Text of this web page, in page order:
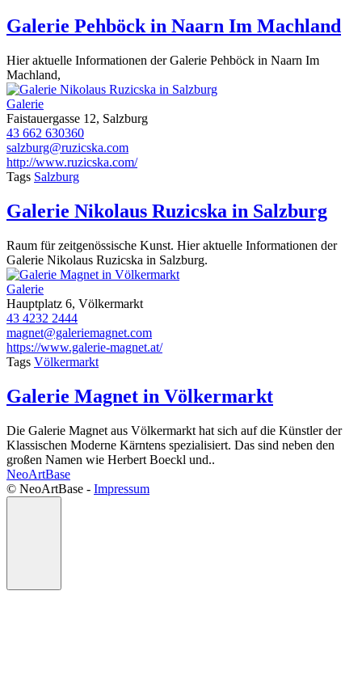
Galerie Pehböck in Naarn Im Machland
Hier aktuelle Informationen der Galerie Pehböck in Naarn Im
Machland,
Galerie
Faistauergasse 12, Salzburg
43 662 630360
salzburg@ruzicska.com
http://www.ruzicska.com/
Tags Salzburg
Galerie Nikolaus Ruzicska in Salzburg
Raum für zeitgenössische Kunst. Hier aktuelle Informationen der
Galerie Nikolaus Ruzicska in Salzburg.
Galerie
Hauptplatz 6, Völkermarkt
43 4232 2444
magnet@galeriemagnet.com
https://www.galerie-magnet.at/
Tags Völkermarkt
Galerie Magnet in Völkermarkt
Die Galerie Magnet aus Völkermarkt hat sich auf die Künstler der
Klassischen Moderne Kärntens spezialisiert. Das sind neben den
großen Namen wie Herbert Boeckl und..
NeoArtBase
©️ NeoArtBase - Impressum